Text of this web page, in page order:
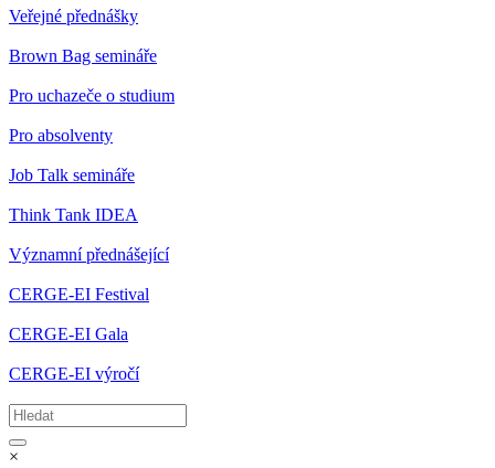
Veřejné přednášky
Brown Bag semináře
Pro uchazeče o studium
Pro absolventy
Job Talk semináře
Think Tank IDEA
Významní přednášející
CERGE-EI Festival
CERGE-EI Gala
CERGE-EI výročí
×